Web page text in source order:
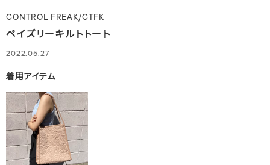
CONTROL FREAK/CTFK
ペイズリーキルトトート
2022.05.27
着用アイテム